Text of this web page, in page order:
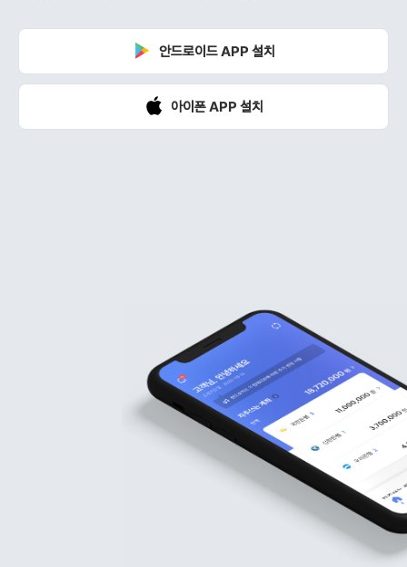
안드로이드 APP 설치
아이폰 APP 설치